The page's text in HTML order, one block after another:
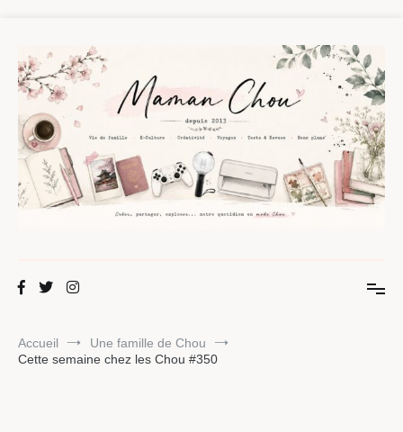
contenu
Maman Chou
Accueil
Une famille de Chou
Cette semaine chez les Chou #350